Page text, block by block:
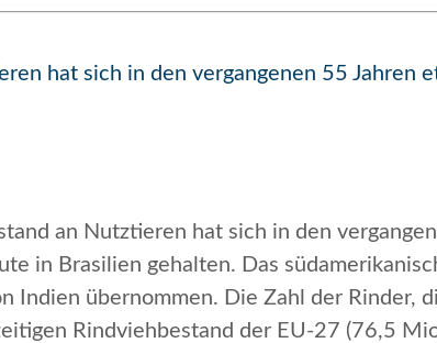
hat sich in den vergangenen 55
an Nutztieren hat sich in den
in Brasilien gehalten. Das
Indien übernommen. Die Zahl der Rinder,
Rindviehbestand der EU-27 (76,5